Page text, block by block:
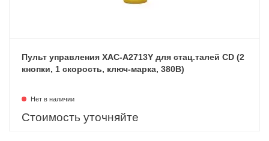
Пульт управления XAC-A2713Y для стац.талей CD (2
кнопки, 1 скорость, ключ-марка, 380В)
Нет в наличии
Стоимость уточняйте